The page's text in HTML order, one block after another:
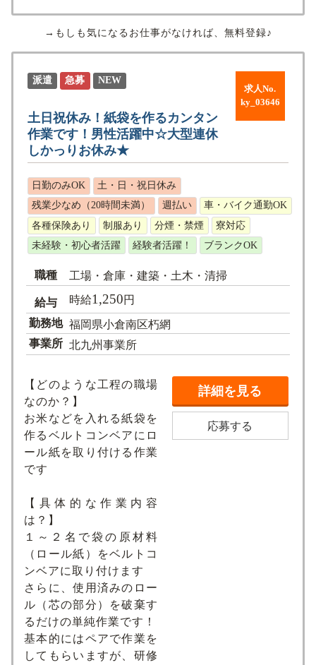
→もしも気になるお仕事がなければ、無料登録♪
求人No.
ky_03646
派遣 急募 NEW
土日祝休み！紙袋を作るカンタン
作業です！男性活躍中☆大型連休
しかっりお休み★
日勤のみOK
土・日・祝日休み
残業少なめ（20時間未満）
週払い
車・バイク通勤OK
各種保険あり
制服あり 分煙・禁煙
寮対応
未経験・初心者活躍
経験者活躍！ ブランクOK
職種 工場・倉庫・建築・土木・清掃
給与 時給1,250円
勤務地 福岡県小倉南区朽網
事業所 北九州事業所
【どのような工程の職場
なのか？】
お米などを入れる紙袋を
作るベルトコンベアにロ
ール紙を取り付ける作業
です
【具体的な作業内容
は？】
１～２名で袋の原材料
（ロール紙）をベルトコ
ンベアに取り付けます
さらに、使用済みのロー
ル（芯の部分）を破棄す
るだけの単純作業です！
基本的にはペアで作業を
してもらいますが、研修
詳細を見る
応募する